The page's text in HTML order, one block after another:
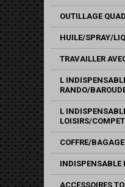
OUTILLAGE QUAD
HUILE/SPRAY/
TRAVAILLER
L
RANDO/
L
LOISIRS/
COFFRE/BAGAGE
INDISPENSABLE
ACCESSOIRES